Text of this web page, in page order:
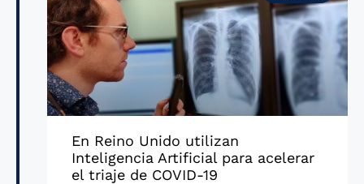
En Reino Unido utilizan
Inteligencia Artificial para acelerar
el triaje de COVID-19